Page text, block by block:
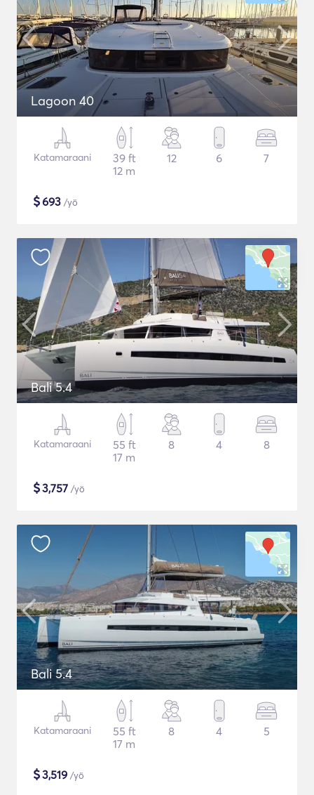
Lagoon 40
Katamaraani
39 ft
12 m
12 6 7
$693 /yö
Bali 5.4
Katamaraani
55 ft
17 m
8 4 8
$3,757 /yö
Bali 5.4
Katamaraani
55 ft
17 m
8 4 5
$3,519 /yö